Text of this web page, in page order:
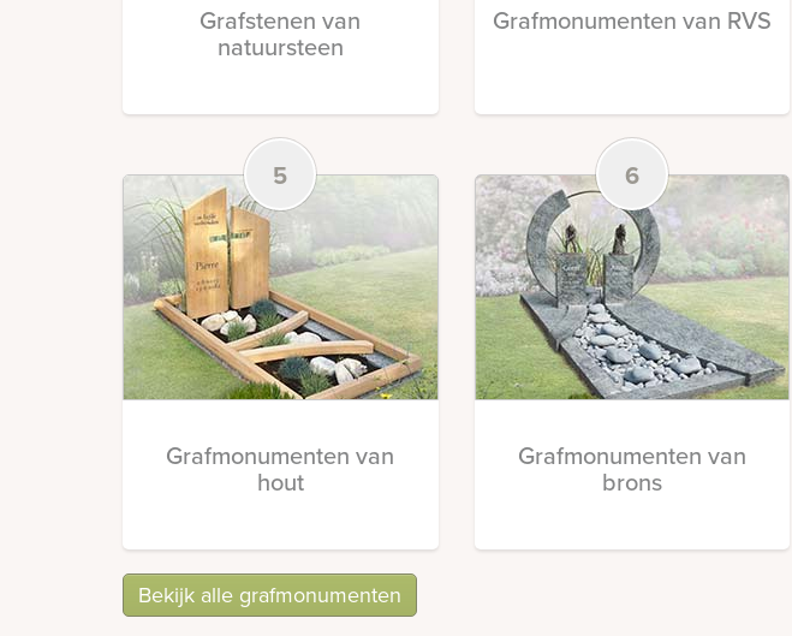
Grafstenen van
natuursteen
Grafmonumenten van RVS
5
Grafmonumenten van
hout
6
Grafmonumenten van
brons
Bekijk alle grafmonumenten